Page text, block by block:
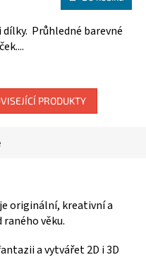
A
Průhledné barevné
PRODUKTY
originální, kreativní a
věku.
a vytvářet 2D i 3D